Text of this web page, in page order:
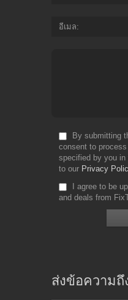
อีเมล
By submitting
consent to
specified by you
to our Privacy
I agree to be
and deals from
ส่งข้อความถึง